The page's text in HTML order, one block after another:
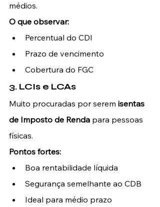
médios.
O que observar:
Percentual do CDI
Prazo de vencimento
Cobertura do FGC
3. LCIs e LCAs
Muito procuradas por serem isentas
de Imposto de Renda para pessoas
físicas.
Pontos fortes:
Boa rentabilidade líquida
Segurança semelhante ao CDB
Ideal para médio prazo